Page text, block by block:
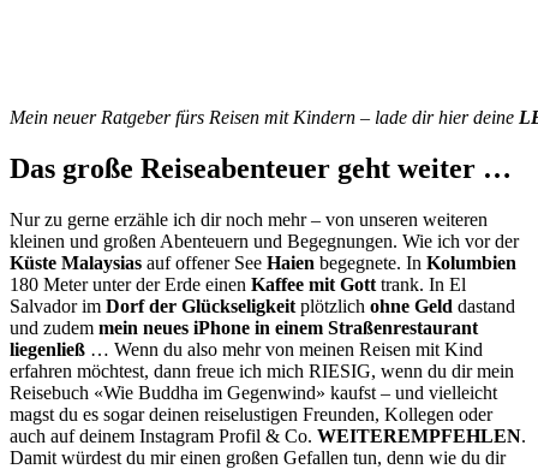
Mein neuer Ratgeber fürs Reisen mit Kindern – lade dir hier deine
Das große Reiseabenteuer geht weiter …
Nur zu gerne erzähle ich dir noch mehr – von unseren weiteren
kleinen und großen Abenteuern und Begegnungen. Wie ich vor der
Küste Malaysias auf offener See Haien begegnete. In Kolumbien
180 Meter unter der Erde einen Kaffee mit Gott trank. In El
Salvador im Dorf der Glückseligkeit plötzlich ohne Geld dastand
und zudem mein neues iPhone in einem Straßenrestaurant
liegenließ … Wenn du also mehr von meinen Reisen mit Kind
erfahren möchtest, dann freue ich mich RIESIG, wenn du dir mein
Reisebuch «Wie Buddha im Gegenwind» kaufst – und vielleicht
magst du es sogar deinen reiselustigen Freunden, Kollegen oder
auch auf deinem Instagram Profil & Co. WEITEREMPFEHLEN.
Damit würdest du mir einen großen Gefallen tun, denn wie du dir